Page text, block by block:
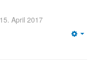
15. April 2017